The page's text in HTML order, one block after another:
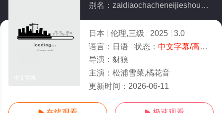
别名：zaidiaochacheneijieshouxingyuchulidehushi
日本 伦理,三级 2025
3.0
语言： 日语 状态： 中文字幕/高清
导演： 豺狼
主演： 松浦雪菜,橘花音
更新时间： 2026-06-11